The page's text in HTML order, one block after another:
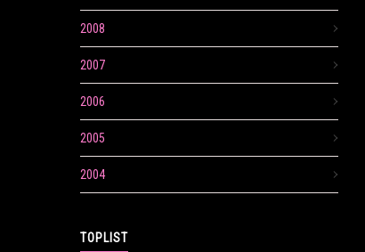
2008
2007
2006
2005
2004
TOPLIST